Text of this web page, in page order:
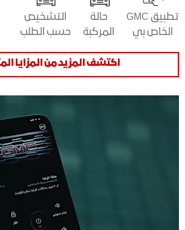
تطبيق GMC
الخاص بي
حالة
المركبة
التشخيص
حسب الطلب
اكتشف المزيد من المزايا